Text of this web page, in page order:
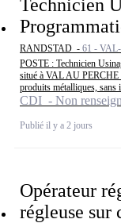
Technicien
RANDSTAD - 61 -
POSTE : Technicien
situé à VAL AU PERCHE
produits métalliques, sans
CDI - Non
Publié il y a 2 jours
Opérateur
régleuse sur